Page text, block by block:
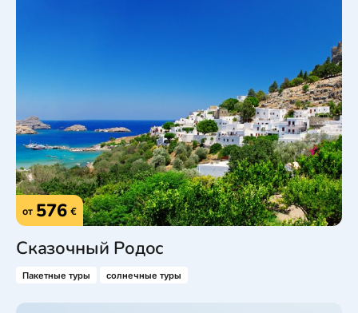
от 576 €
Сказочный Родос
Пакетные туры солнечные туры